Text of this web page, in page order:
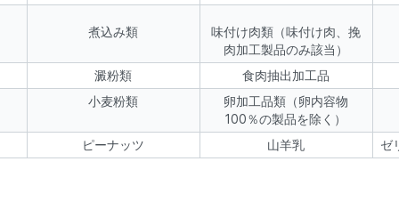
煮込み類
味付け肉類（味付け肉、挽
肉加工製品のみ該当）
澱粉類
食肉抽出加工品
小麦粉類
卵加工品類（卵内容物
100％の製品を除く）
ピーナッツ
山羊乳 ゼ